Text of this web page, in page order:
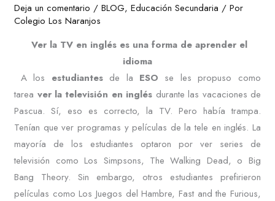
Deja un comentario /BLOG,Educación Secundaria / Por
Colegio Los Naranjos
Ver la TV en inglés es una forma de aprender el
idioma
A los estudiantesde la ESO se les propuso como
tarea ver la televisión en inglés durante las vacaciones de
Pascua. Sí, eso es correcto, la TV. Pero había trampa.
Tenían que ver programas y películas de la tele en inglés. La
mayoría de los estudiantes optaron por ver series de
televisión como Los Simpsons, The Walking Dead, o Big
Bang Theory. Sin embargo, otros estudiantes prefirieron
películas como Los Juegos del Hambre, Fast and the Furious,